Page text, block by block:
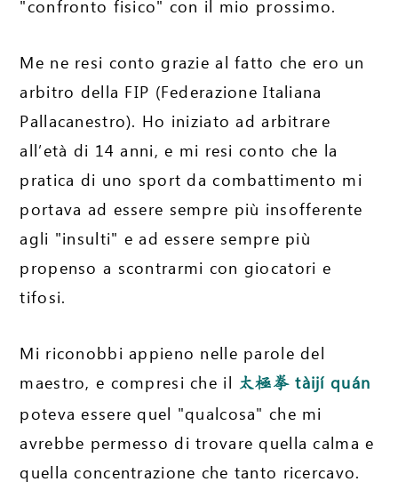
"confronto fisico" con il mio prossimo.
Me ne resi conto grazie al fatto che ero un
arbitro della FIP (Federazione Italiana
Pallacanestro). Ho iniziato ad arbitrare
all’età di 14 anni, e mi resi conto che la
pratica di uno sport da combattimento mi
portava ad essere sempre più insofferente
agli "insulti" e ad essere sempre più
propenso a scontrarmi con giocatori e
tifosi.
Mi riconobbi appieno nelle parole del
maestro, e compresi che il 太極拳 tàijí quán
poteva essere quel "qualcosa" che mi
avrebbe permesso di trovare quella calma e
quella concentrazione che tanto ricercavo.